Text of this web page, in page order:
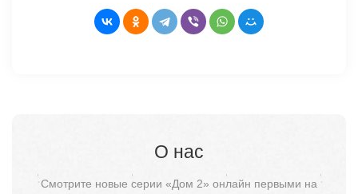
О нас
Смотрите новые серии «Дом 2» онлайн первыми на